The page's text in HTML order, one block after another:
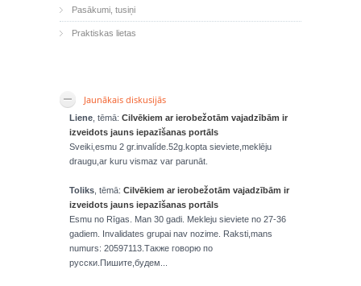
Pasākumi, tusiņi
Praktiskas lietas
Jaunākais diskusijās
Liene , tēmā: Cilvēkiem ar ierobežotām vajadzībām ir
izveidots jauns iepazīšanas portāls
Sveiki,esmu 2 gr.invalíde.52g.kopta sieviete,meklēju
draugu,ar kuru vismaz var parunāt.
Toliks , tēmā: Cilvēkiem ar ierobežotām vajadzībām ir
izveidots jauns iepazīšanas portāls
Esmu no Rīgas. Man 30 gadi. Mekleju sieviete no 27-36
gadiem. Invalidates grupai nav nozime. Raksti,mans
numurs: 20597113.Также говорю по
русски.Пишите,будем...